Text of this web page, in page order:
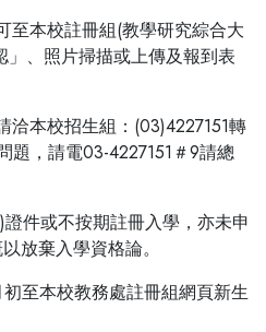
至本校註冊組(教學研究綜合大
、照片掃描或上傳及報到表
洽本校招生組：(03)4227151轉
題，請電03-4227151＃9請總
件或不按期註冊入學，亦未申
放棄入學資格論。
至本校教務處註冊組網頁新生